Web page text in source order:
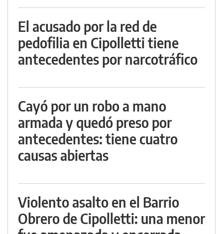
El acusado por la red de
pedofilia en Cipolletti tiene
antecedentes por narcotráfico
Cayó por un robo a mano
armada y quedó preso por
antecedentes: tiene cuatro
causas abiertas
Violento asalto en el Barrio
Obrero de Cipolletti: una menor